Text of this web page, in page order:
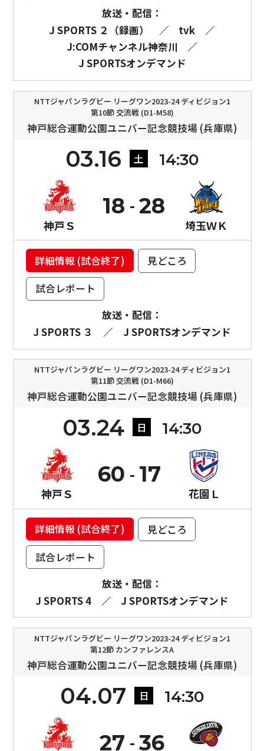
放送・配信：
J SPORTS ２（録画）
／ tvk
／
J:COMチャンネル神奈川
／
J SPORTSオンデマンド
NTTジャパンラグビー リーグワン2023-24 ディビジョン1
第10節 交流戦 (D1-M58)
神戸総合運動公園ユニバー記念競技場 (兵庫県)
03.16 土 14:30
神戸Ｓ
18
埼玉ＷＫ
28
詳細情報 (試合終了)
見どころ
試合レポート
放送・配信：
J SPORTS ３
／ J SPORTSオンデマンド
NTTジャパンラグビー リーグワン2023-24 ディビジョン1
第11節 交流戦 (D1-M66)
神戸総合運動公園ユニバー記念競技場 (兵庫県)
03.24 日 14:30
神戸Ｓ
60
花園Ｌ
17
詳細情報 (試合終了)
見どころ
試合レポート
放送・配信：
J SPORTS 4
／ J SPORTSオンデマンド
NTTジャパンラグビー リーグワン2023-24 ディビジョン1
第12節 カンファレンスA
神戸総合運動公園ユニバー記念競技場 (兵庫県)
04.07 日 14:30
27 36